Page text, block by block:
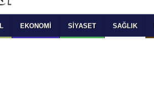
YOU WOULD TO READ
İSTEDİĞİNİZ DİLİ SEÇİNİZ
Powered by
Translate
EKONOMI SIYASET SAĞLIK